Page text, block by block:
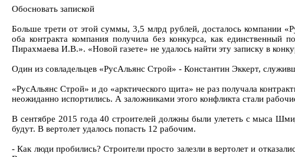
Обосновать запиской
Больше трети от этой суммы, 3,5 млрд рублей, досталось компании
оба контракта компания получила без конкурса, как единственный
Пирахмаева И.В.». «Новой газете» не удалось найти эту записку в
Один из совладельцев «РусАльянс Строй» - Константин Эккерт,
«РусАльянс Строй» и до «арктического щита» не раз получала
неожиданно испортились. А заложниками этого конфликта стали
В сентябре 2015 года 40 строителей должны были улететь с мыса
будут. В вертолет удалось попасть 12 рабочим.
- Как люди пробились? Строители просто залезли в вертолет и